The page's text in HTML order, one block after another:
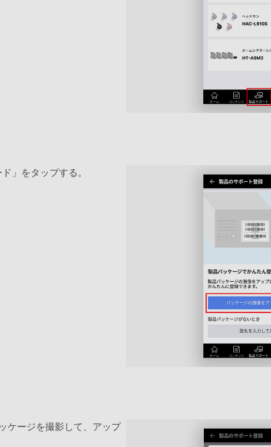
」をタップする。
ケージを撮影して、アップ